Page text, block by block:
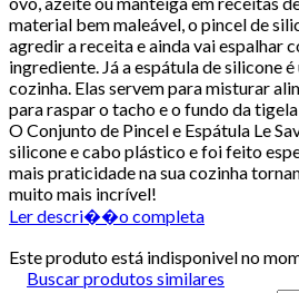
material bem maleável, o pincel de
agredir a receita e ainda vai espalhar
ingrediente. Já a espátula de silicone
cozinha. Elas servem para misturar
para raspar o tacho e o fundo da
O Conjunto de Pincel e Espátula Le
silicone e cabo plástico e foi feito
mais praticidade na sua cozinha
muito mais incrível!
Ler descri��o completa
Este produto está indisponivel no
Buscar produtos similares